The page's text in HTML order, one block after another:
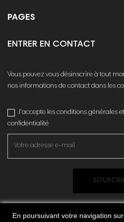
PAGES
ENTRER EN CONTACT
Vous pouvez vous désinscrire à tout
nos informations de contact dans les
J'accepte les conditions générales
confidentialité
En poursuivant votre navigation